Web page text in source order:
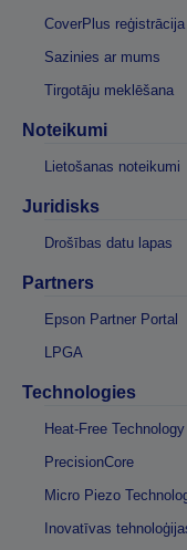
CoverPlus reģistrācija
Sazinies ar mums
Tirgotāju meklēšana
Noteikumi
Lietošanas noteikumi
Juridisks
Drošības datu lapas
Partners
Epson Partner Portal
LPGA
Technologies
Heat-Free Technology
PrecisionCore
Micro Piezo
Inovatīvas